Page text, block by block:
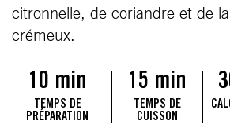
citronnelle, de coriandre et de
crémeux.
10 min
TEMPS DE
PRÉPARATION
15 min
TEMPS DE
CUISSON